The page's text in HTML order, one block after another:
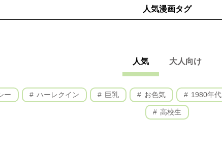
人気漫画タグ
人気 大人向け
ー ハーレクイン 巨乳 お色気 1980年代
高校生